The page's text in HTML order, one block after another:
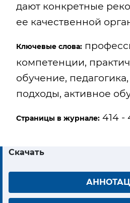
дают конкретные
ее качественной
Ключевые слова:
компетенции,
обучение,
подходы, активное
Страницы в журнале: 414 -
Скачать